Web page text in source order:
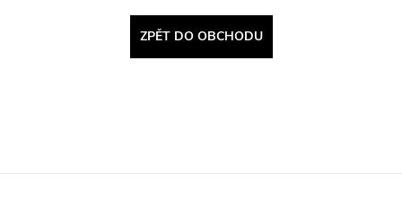
ZPĚT DO OBCHODU